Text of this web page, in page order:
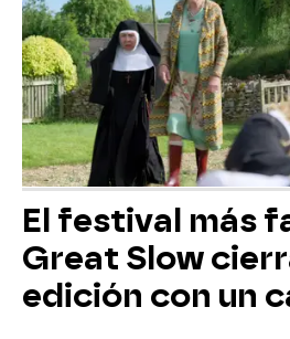
El festival más
Great Slow
edición con un